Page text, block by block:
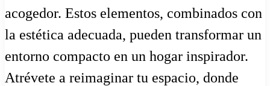
acogedor. Estos elementos, combinados con
la estética adecuada, pueden transformar un
entorno compacto en un hogar inspirador.
Atrévete a reimaginar tu espacio, donde